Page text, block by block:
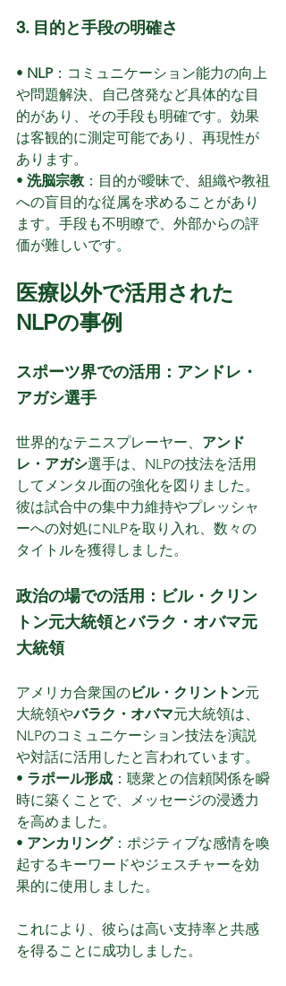
3. 目的と手段の明確さ
• NLP ：コミュニケーション能力の向上
や問題解決、自己啓発など具体的な目
的があり、その手段も明確です。効果
は客観的に測定可能であり、再現性が
あります。
• 洗脳宗教 ：目的が曖昧で、組織や教祖
への盲目的な従属を求めることがあり
ます。手段も不明瞭で、外部からの評
価が難しいです。
医療以外で活用された
NLPの事例
スポーツ界での活用：アンドレ・
アガシ選手
世界的なテニスプレーヤー、 アンド
レ・アガシ選手は、NLPの技法を活用
してメンタル面の強化を図りました。
彼は試合中の集中力維持やプレッシャ
ーへの対処にNLPを取り入れ、数々の
タイトルを獲得しました。
政治の場での活用：ビル・クリン
トン元大統領とバラク・オバマ元
大統領
アメリカ合衆国のビル・クリントン元
大統領やバラク・オバマ元大統領は、
NLPのコミュニケーション技法を演説
や対話に活用したと言われています。
• ラポール形成 ：聴衆との信頼関係を瞬
時に築くことで、メッセージの浸透力
を高めました。
• アンカリング：ポジティブな感情を喚
起するキーワードやジェスチャーを効
果的に使用しました。
これにより、彼らは高い支持率と共感
を得ることに成功しました。